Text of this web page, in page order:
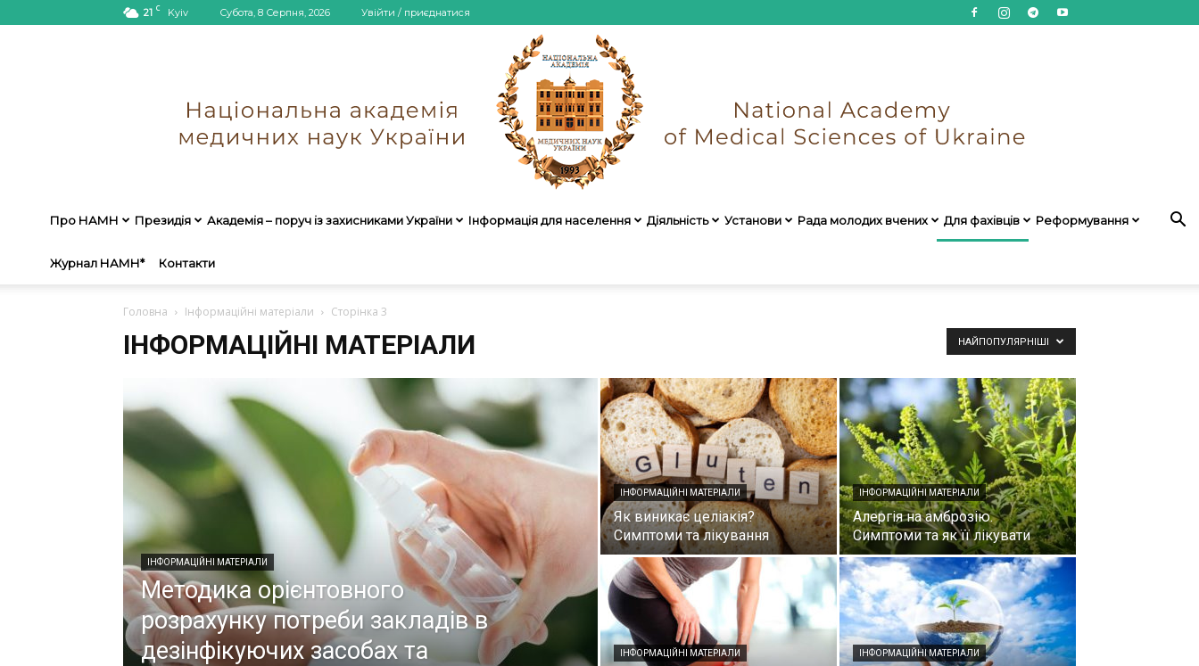
21 C Kyiv Субота, 8 Серпня, 2026 Увійти / приєднатися
Про НАМН Президія Академія – поруч із захисниками України Інформація для населення Діяльність Установи Рада молодих вчених Для фахівців Реформування
Журнал НАМН* Контакти
Головна Інформаційні матеріали Сторінка 3
ІНФОРМАЦІЙНІ МАТЕРІАЛИ НАЙПОПУЛЯРНІШІ
ІНФОРМАЦІЙНІ МАТЕРІАЛИ
Методика орієнтовного
розрахунку потреби закладів в
дезінфікуючих засобах та
ІНФОРМАЦІЙНІ МАТЕРІАЛИ
Як виникає целіакія?
Симптоми та лікування
ІНФОРМАЦІЙНІ МАТЕРІАЛИ
Алергія на амброзію.
Симптоми та як її лікувати
ІНФОРМАЦІЙНІ МАТЕРІАЛИ ІНФОРМАЦІЙНІ МАТЕРІАЛИ